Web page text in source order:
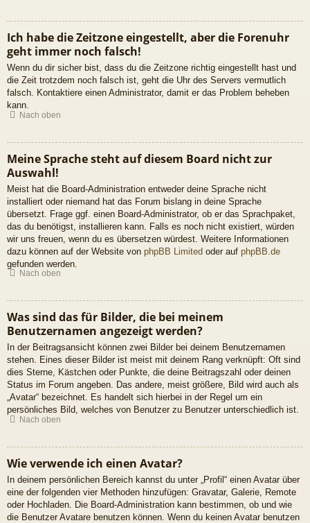
Ich habe die Zeitzone eingestellt, aber die Forenuhr
geht immer noch falsch!
Wenn du dir sicher bist, dass du die Zeitzone richtig eingestellt hast und
die Zeit trotzdem noch falsch ist, geht die Uhr des Servers vermutlich
falsch. Kontaktiere einen Administrator, damit er das Problem beheben
kann.
Nach oben
Meine Sprache steht auf diesem Board nicht zur
Auswahl!
Meist hat die Board-Administration entweder deine Sprache nicht
installiert oder niemand hat das Forum bislang in deine Sprache
übersetzt. Frage ggf. einen Board-Administrator, ob er das Sprachpaket,
das du benötigst, installieren kann. Falls es noch nicht existiert, würden
wir uns freuen, wenn du es übersetzen würdest. Weitere Informationen
dazu können auf der Website von phpBB Limited oder auf phpBB.de
gefunden werden.
Nach oben
Was sind das für Bilder, die bei meinem
Benutzernamen angezeigt werden?
In der Beitragsansicht können zwei Bilder bei deinem Benutzernamen
stehen. Eines dieser Bilder ist meist mit deinem Rang verknüpft: Oft sind
dies Sterne, Kästchen oder Punkte, die deine Beitragszahl oder deinen
Status im Forum angeben. Das andere, meist größere, Bild wird auch als
„Avatar“ bezeichnet. Es handelt sich hierbei in der Regel um ein
persönliches Bild, welches von Benutzer zu Benutzer unterschiedlich ist.
Nach oben
Wie verwende ich einen Avatar?
In deinem persönlichen Bereich kannst du unter „Profil“ einen Avatar über
eine der folgenden vier Methoden hinzufügen: Gravatar, Galerie, Remote
oder Hochladen. Die Board-Administration kann bestimmen, ob und wie
die Benutzer Avatare benutzen können. Wenn du keinen Avatar benutzen